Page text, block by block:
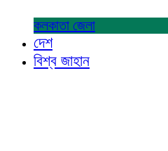
কলকাতা জেলা
দেশ
বিশ্ব জাহান